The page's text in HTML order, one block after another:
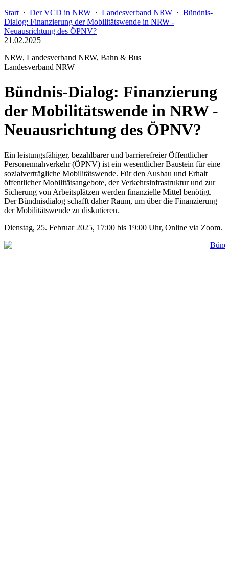
Start · Der VCD in NRW · Landesverband NRW · Bündnis-
Dialog: Finanzierung der Mobilitätswende in NRW -
Neuausrichtung des ÖPNV?
21.02.2025
NRW, Landesverband NRW, Bahn & Bus
Landesverband NRW
Bündnis-Dialog: Finanzierung
der Mobilitätswende in NRW -
Neuausrichtung des ÖPNV?
Ein leistungsfähiger, bezahlbarer und barrierefreier Öffentlicher
Personennahverkehr (ÖPNV) ist ein wesentlicher Baustein für eine
sozialverträgliche Mobilitätswende. Für den Ausbau und Erhalt
öffentlicher Mobilitätsangebote, der Verkehrsinfrastruktur und zur
Sicherung von Arbeitsplätzen werden finanzielle Mittel benötigt.
Der Bündnisdialog schafft daher Raum, um über die Finanzierung
der Mobilitätswende zu diskutieren.
Dienstag, 25. Februar 2025, 17:00 bis 19:00 Uhr, Online via Zoom.